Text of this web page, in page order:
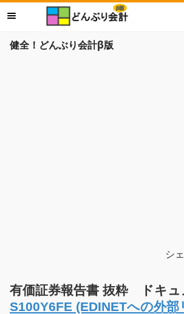
健全！どんぶり会計β版
シ
有価証券報告書 抜粋 ドキュ
S100Y6FE (EDINETへの外部